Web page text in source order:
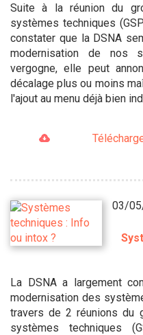
Suite à la réunion du
systèmes techniques
constater que la DSNA
modernisation de nos
vergogne, elle peut
décalage plus ou moins
l'ajout au menu déjà bien
03/
La DSNA a largement
modernisation des
travers de 2 réunions du
systèmes techniques